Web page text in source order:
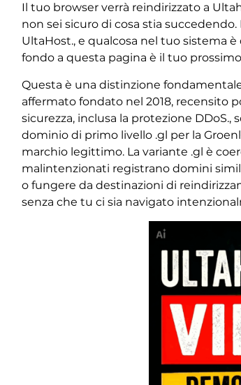
Il tuo browser verrà reindirizzato a
non sei sicuro di cosa stia
UltaHost., e qualcosa nel tuo sistema
fondo a questa pagina è il tuo
Questa è una distinzione
affermato fondato nel 2018, recensito
sicurezza, inclusa la protezione
dominio di primo livello .gl per la
marchio legittimo. La variante .gl è
malintenzionati registrano domini
o fungere da destinazioni di
senza che tu ci sia navigato